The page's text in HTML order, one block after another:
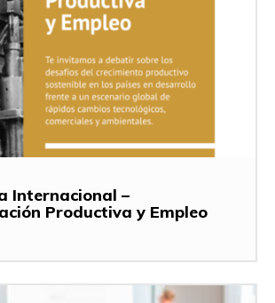
Internacional –
Productiva y Empleo